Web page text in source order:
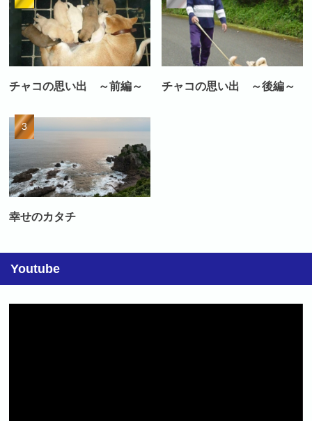
チャコの思い出 ～前編～ チャコの思い出 ～後編～
幸せのカタチ
Youtube